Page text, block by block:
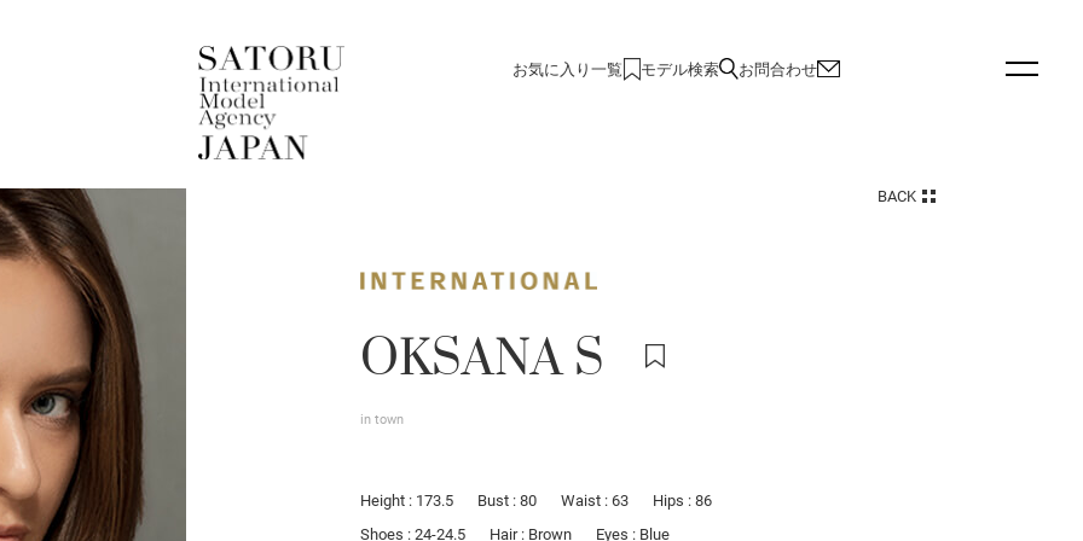
お気に入り一覧 モデル検索 お問合わせ
OKSANA S
in town
Height : 173.5 Bust : 80 Waist : 63
Hips : 86
Shoes : 24-24.5
Hair : Brown Eyes : Blue
BACK